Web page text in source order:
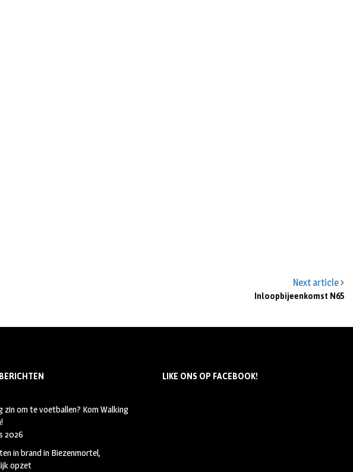
Next article
Inloopbijeenkomst N65
zin om te voetballen? Kom Walking
2026
in brand in Biezenmortel,
opzet
LIKE ONS OP FACEBOOK!